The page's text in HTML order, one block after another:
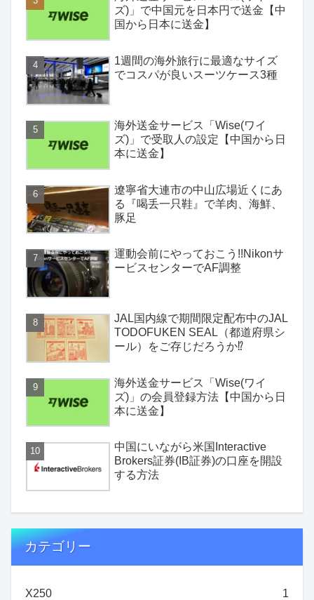
ズ)」で中国元を日本円で送金【中
国から日本に送金】
1週間の海外旅行に最適なサイズ
でコスパが良いスーツケース3種
海外送金サービス「Wise(ワイ
ズ)」で受取人の設定【中国から日
本に送金】
遼寧省大連市の中山広場近くにあ
る『喝丢一只鞋』で羊肉、海鮮、
豚足
運動会前にやっておこう!!Nikonサ
ービスセンターでAF調整
JAL国内線で期間限定配布中のJAL
TODOFUKEN SEAL（都道府県シ
ール）をご存じだろうか⁉
海外送金サービス「Wise(ワイ
ズ)」の会員登録方法【中国から日
本に送金】
中国にいながら米国Interactive
Brokers証券(IB証券)の口座を開設
する方法
カテゴリー
X250 1